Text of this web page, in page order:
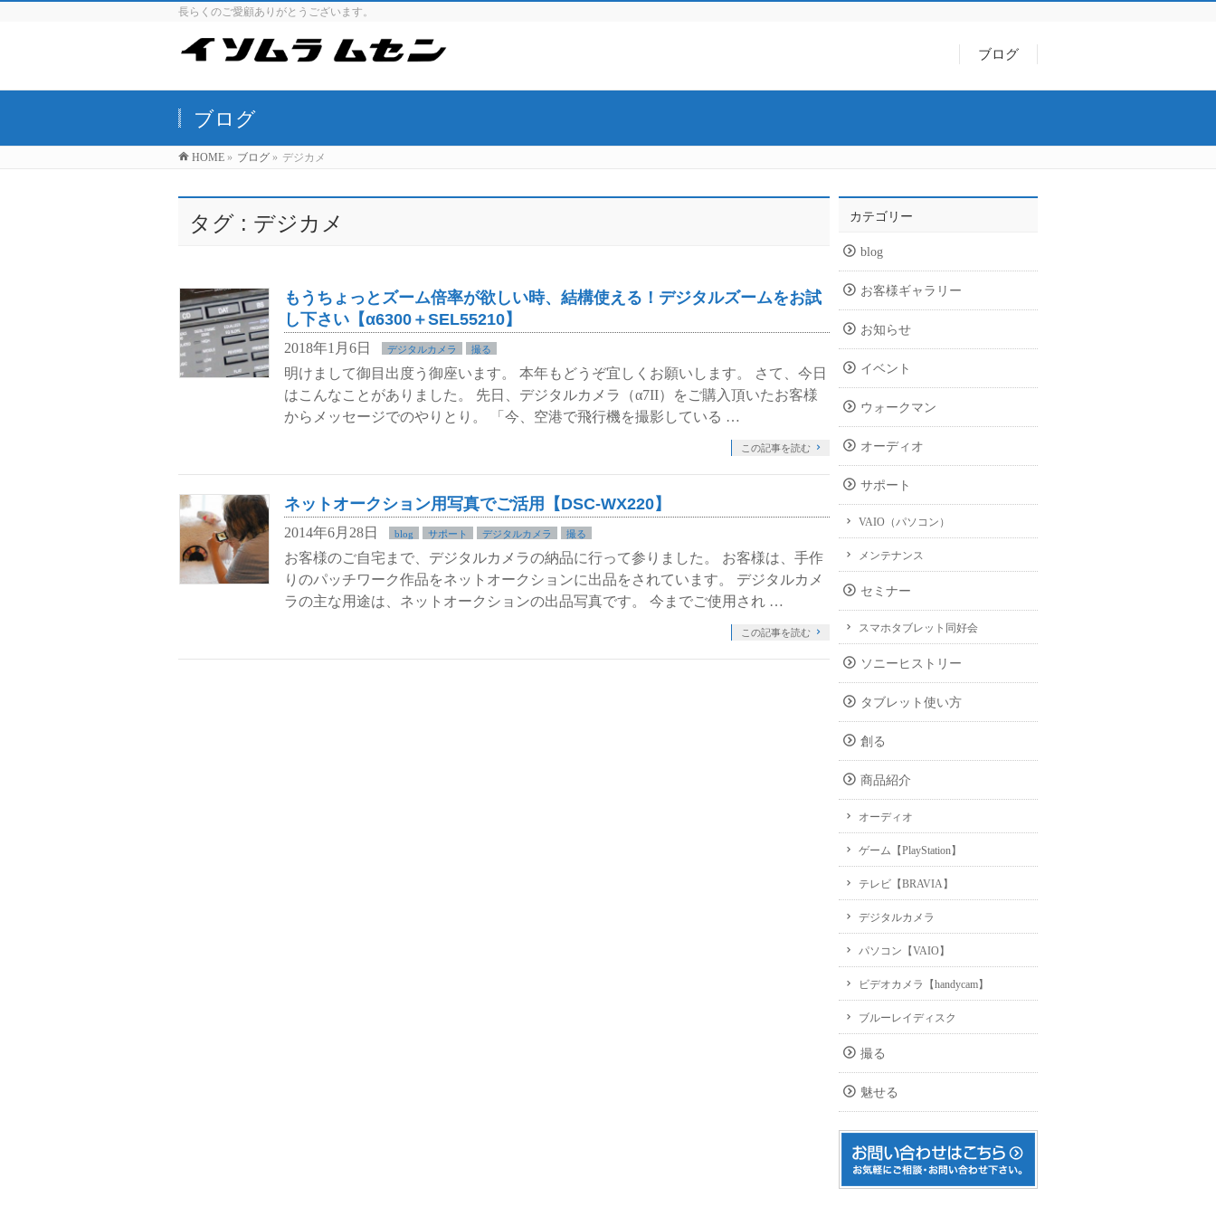
長らくのご愛顧ありがとうございます。
ブログ
ブログ
HOME » ブログ » デジカメ
タグ : デジカメ
もうちょっとズーム倍率が欲しい時、結構使える！デジタルズームをお試
し下さい【α6300＋SEL55210】
2018年1月6日 デジタルカメラ 撮る
明けまして御目出度う御座います。 本年もどうぞ宜しくお願いします。 さて、今日
はこんなことがありました。 先日、デジタルカメラ（α7II）をご購入頂いたお客様
からメッセージでのやりとり。 「今、空港で飛行機を撮影している …
この記事を読む
ネットオークション用写真でご活用【DSC-WX220】
2014年6月28日 blog サポート デジタルカメラ 撮る
お客様のご自宅まで、デジタルカメラの納品に行って参りました。 お客様は、手作
りのパッチワーク作品をネットオークションに出品をされています。 デジタルカメ
ラの主な用途は、ネットオークションの出品写真です。 今までご使用され …
この記事を読む
カテゴリー
blog
お客様ギャラリー
お知らせ
イベント
ウォークマン
オーディオ
サポート
VAIO（パソコン）
メンテナンス
セミナー
スマホタブレット同好会
ソニーヒストリー
タブレット使い方
創る
商品紹介
オーディオ
ゲーム【PlayStation】
テレビ【BRAVIA】
デジタルカメラ
パソコン【VAIO】
ビデオカメラ【handycam】
ブルーレイディスク
撮る
魅せる